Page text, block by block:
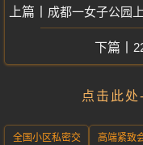
成都一女子公园上
点击此
全国小区私密交
高端紧致